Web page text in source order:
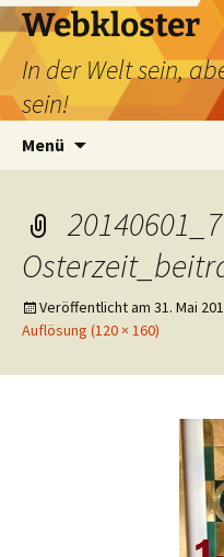
Webkloster
In der Welt sein,
sein!
Menü
Veröffentlicht am 31. Mai
Auflösung (120 × 160)